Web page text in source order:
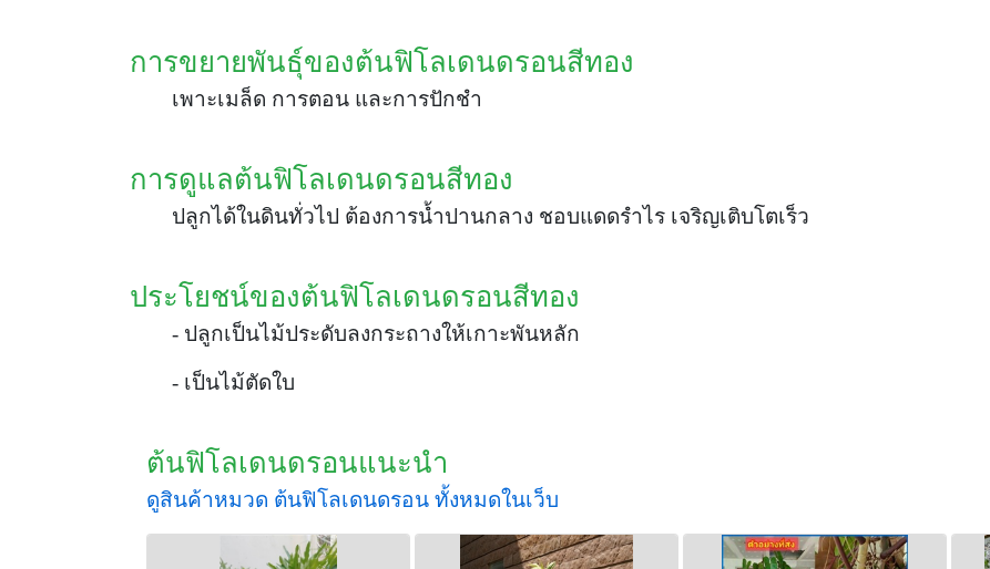
การขยายพันธุ์ของต้นฟิโลเดนดรอนสีทอง
เพาะเมล็ด การตอน และการปักชำ
การดูแลต้นฟิโลเดนดรอนสีทอง
ปลูกได้ในดินทั่วไป ต้องการน้ำปานกลาง ชอบแดดรำไร เจริญเติบโตเร็ว
ประโยชน์ของต้นฟิโลเดนดรอนสีทอง
- ปลูกเป็นไม้ประดับลงกระถางให้เกาะพันหลัก
- เป็นไม้ตัดใบ
ต้นฟิโลเดนดรอนแนะนำ
ดูสินค้าหมวด ต้นฟิโลเดนดรอน ทั้งหมดในเว็บ